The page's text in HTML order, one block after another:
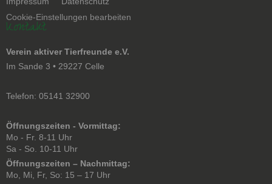
überspringen
Cookie-Einstellungen bearbeiten
Kontakt
Verein aktiver Tierfreunde e.V.
Im Sande 3 • 29227 Celle
Telefon: 05141 32900
Öffnungszeiten - Vormittag:
Mo - Fr. 8-11 Uhr
Sa - So. 10-11 Uhr
Öffnungszeiten – Nachmittag:
Mo, Mi, Fr, So: 15 – 17 Uhr